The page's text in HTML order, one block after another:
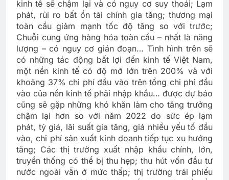
kinh tế sẽ chậm lại và có nguy cơ suy thoái; Lạm
phát, rủi ro bất ổn tài chính gia tăng; thương mại
toàn cầu giảm mạnh tốc độ tăng so với trước;
Chuỗi cung ứng hàng hóa toàn cầu – nhất là năng
lượng – có nguy cơ gián đoạn… Tình hình trên sẽ
có những tác động bất lợi đến kinh tế Việt Nam,
một nền kinh tế có độ mở lớn trên 200% và với
khoảng 37% chi phí đầu vào trên tổng chi phí đầu
vào của nền kinh tế phải nhập khẩu… được dự báo
cũng sẽ gặp những khó khăn làm cho tăng trưởng
chậm lại hơn so với năm 2022 do sức ép lạm
phát, tỷ giá, lãi suất gia tăng, giá nhiều yếu tố đầu
vào, chi phí sản xuất kinh doanh tiếp tục xu hướng
tăng; Các thị trường xuất nhập khẩu chính, lớn,
truyền thống có thể bị thu hẹp; thu hút vốn đầu tư
nước ngoài vẫn ở mức thấp; thị trường trái phiếu